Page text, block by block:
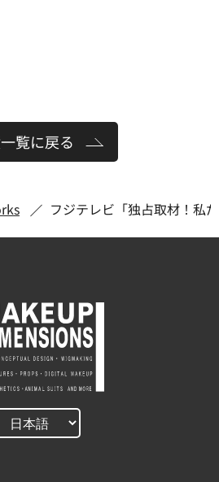
覧に戻る
フジテレビ「独占取材！私